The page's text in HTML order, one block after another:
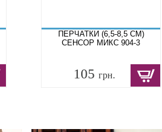
ПЕРЧАТКИ (6,5-8,5 СМ)
СЕНСОР МИКС 904-3
105 грн.